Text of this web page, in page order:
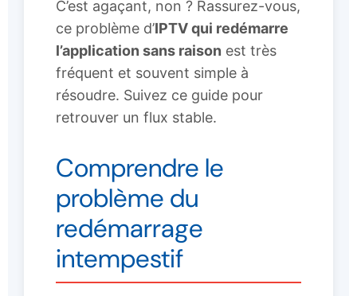
C’est agaçant, non ? Rassurez-vous,
ce problème d’IPTV qui redémarre
l’application sans raison est très
fréquent et souvent simple à
résoudre. Suivez ce guide pour
retrouver un flux stable.
Comprendre le
problème du
redémarrage
intempestif